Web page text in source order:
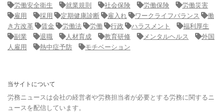
労働安全衛生
就業規則 社会保険 労働保険
労働災害
雇用
採用 定期健康診断 雇入れ ワークライフバランス
働
き方改革
賃金 労働法 労働 行政 ハラスメント
福利厚生
副業
退職 人材育成 教育研修 メンタルヘルス
外国
人雇用
熱中症予防 モチベーション
当サイトについて
労務ニュースは会社の経営者や労務担当者が必要とする労務に関するニ
ュースを配信しています。